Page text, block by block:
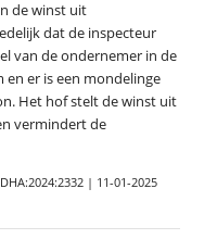
de winst uit
dat de inspecteur
van de ondernemer in de
en er is een mondelinge
Het hof stelt de winst uit
vermindert de
| 11-01-2025